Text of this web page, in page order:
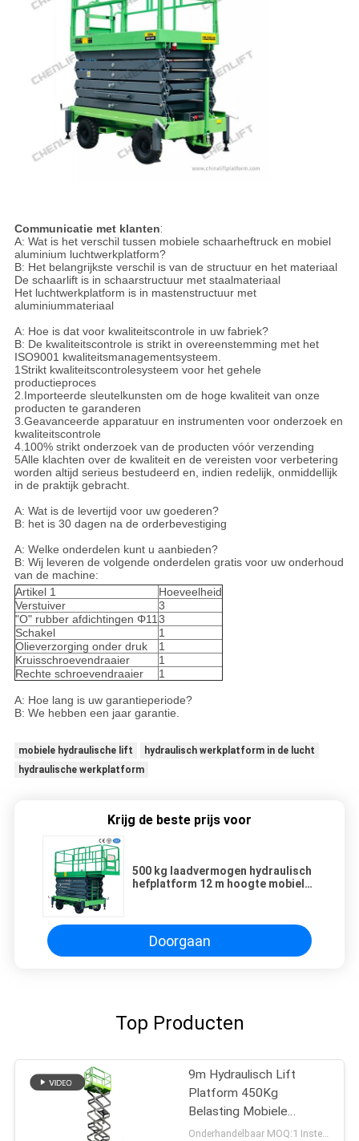
Communicatie met klanten:
A: Wat is het verschil tussen mobiele schaarheftruck en mobiel
aluminium luchtwerkplatform?
B: Het belangrijkste verschil is van de structuur en het materiaal
De schaarlift is in schaarstructuur met staalmateriaal
Het luchtwerkplatform is in mastenstructuur met
aluminiummateriaal
A: Hoe is dat voor kwaliteitscontrole in uw fabriek?
B: De kwaliteitscontrole is strikt in overeenstemming met het
ISO9001 kwaliteitsmanagementsysteem.
1Strikt kwaliteitscontrolesysteem voor het gehele
productieproces
2.Importeerde sleutelkunsten om de hoge kwaliteit van onze
producten te garanderen
3.Geavanceerde apparatuur en instrumenten voor onderzoek en
kwaliteitscontrole
4.100% strikt onderzoek van de producten vóór verzending
5Alle klachten over de kwaliteit en de vereisten voor verbetering
worden altijd serieus bestudeerd en, indien redelijk, onmiddellijk
in de praktijk gebracht.
A: Wat is de levertijd voor uw goederen?
B: het is 30 dagen na de orderbevestiging
A: Welke onderdelen kunt u aanbieden?
B: Wij leveren de volgende onderdelen gratis voor uw onderhoud
van de machine:
Artikel 1
Hoeveelheid
Verstuiver
3
"O" rubber afdichtingen Φ113
Schakel
1
Olieverzorging onder druk
1
Kruisschroevendraaier
1
Rechte schroevendraaier
1
A: Hoe lang is uw garantieperiode?
B: We hebben een jaar garantie.
mobiele hydraulische lift
hydraulisch werkplatform in de lucht
hydraulische werkplatform
Krijg de beste prijs voor
500 kg laadvermogen hydraulisch
hefplatform 12 m hoogte mobiele
Doorgaan
Top Producten
9m Hydraulisch Lift
Platform 450Kg
Belasting Mobiele
Scheren Lift
Onderhandelbaar MOQ:1 Instellen